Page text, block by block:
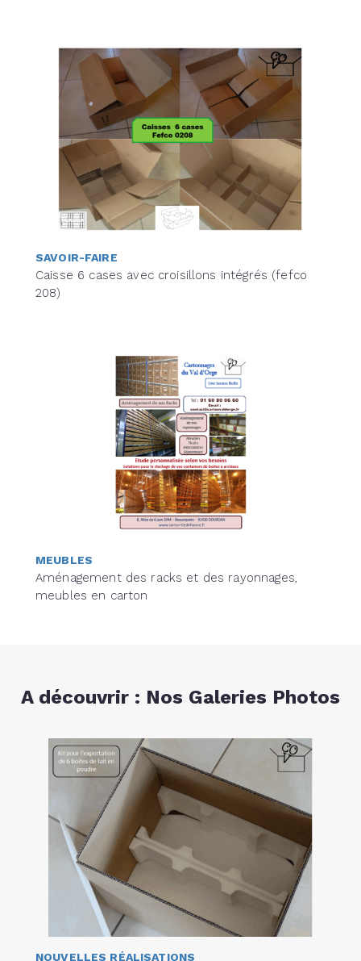
SAVOIR-FAIRE
Caisse 6 cases avec croisillons intégrés (fefco
208)
MEUBLES
Aménagement des racks et des rayonnages,
meubles en carton
A découvrir : Nos Galeries Photos
NOUVELLES RÉALISATIONS